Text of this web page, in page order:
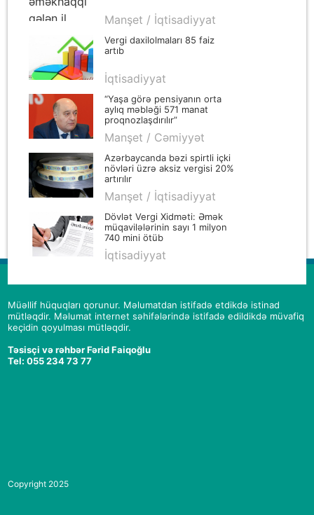
Manşet / İqtisadiyyat
Vergi daxilolmaları 85 faiz
artıb
İqtisadiyyat
“Yaşa görə pensiyanın orta
aylıq məbləği 571 manat
proqnozlaşdırılır”
Manşet / Cəmiyyət
Azərbaycanda bəzi spirtli içki
növləri üzrə aksiz vergisi 20%
artırılır
Manşet / İqtisadiyyat
Dövlət Vergi Xidməti: Əmək
müqavilələrinin sayı 1 milyon
740 mini ötüb
İqtisadiyyat
Müəllif hüquqları qorunur. Məlumatdan istifadə etdikdə istinad
mütləqdir. Məlumat internet səhifələrində istifadə edildikdə müvafiq
keçidin qoyulması mütləqdir.
Təsisçi və rəhbər Fərid Faiqoğlu
Tel: 055 234 73 77
Copyright 2025